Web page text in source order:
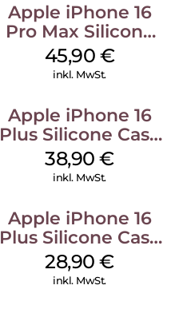
Apple iPhone 16
Pro Max Silicone
Case MagSafe
Ultramarine
45,90 €
inkl. MwSt.
Apple iPhone 16
Plus Silicone Case
MagSafe Denim
38,90€
inkl. MwSt.
Apple iPhone 16
Plus Silicone Case
MagSafe Black
28,90€
inkl. MwSt.